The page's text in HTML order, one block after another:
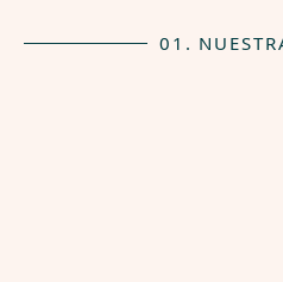
01.